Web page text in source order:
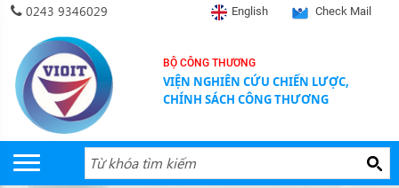
0243 9346029 English Check Mail
BỘ CÔNG THƯƠNG
VIỆN NGHIÊN CỨU CHIẾN LƯỢC,
CHÍNH SÁCH CÔNG THƯƠNG